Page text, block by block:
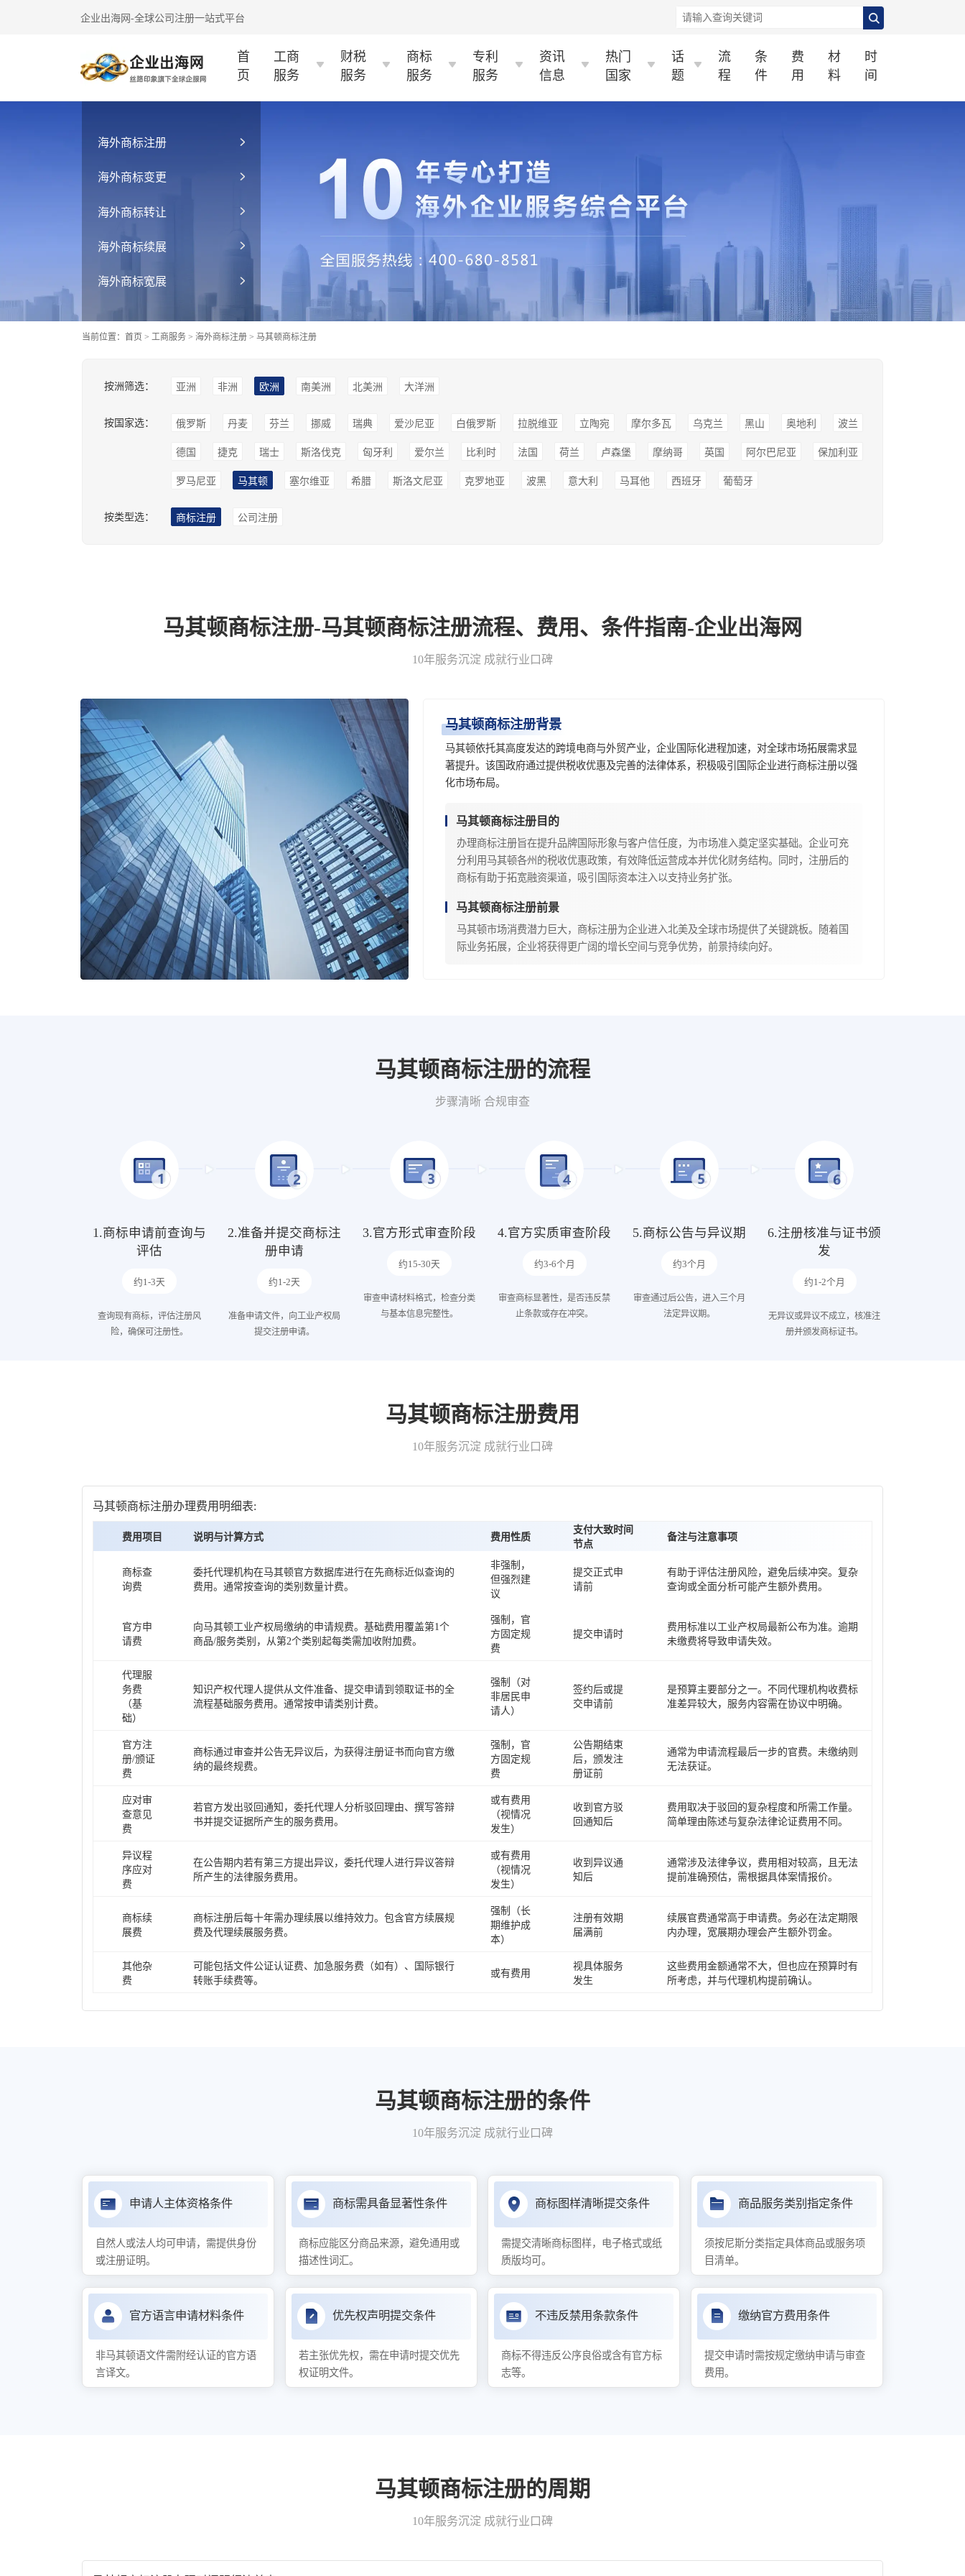
企业出海网-全球公司注册一站式平台
首
页
工商
服务
财税
服务
商标
服务
专利
服务
资讯
信息
热门
国家
话
题
流
程
条
件
费
用
材
料
时
间
海外商标注册
海外商标变更
海外商标转让
海外商标续展
海外商标宽展
当前位置： 首页 > 工商服务 > 海外商标注册 > 马其顿商标注册
按洲筛选： 亚洲 非洲 欧洲 南美洲 北美洲 大洋洲
按国家选： 俄罗斯 丹麦 芬兰 挪威 瑞典 爱沙尼亚 白俄罗斯 拉脱维亚 立陶宛 摩尔多瓦 乌克兰 黑山 奥地利 波兰
德国 捷克 瑞士 斯洛伐克 匈牙利 爱尔兰 比利时 法国 荷兰 卢森堡 摩纳哥 英国 阿尔巴尼亚 保加利亚
罗马尼亚 马其顿 塞尔维亚 希腊 斯洛文尼亚 克罗地亚 波黑 意大利 马耳他 西班牙 葡萄牙
按类型选： 商标注册 公司注册
马其顿商标注册-马其顿商标注册流程、费用、条件指南-企业出海网
10年服务沉淀 成就行业口碑
马其顿商标注册背景
马其顿依托其高度发达的跨境电商与外贸产业，企业国际化进程加速，对全球市场拓展需求显
著提升。该国政府通过提供税收优惠及完善的法律体系，积极吸引国际企业进行商标注册以强
化市场布局。
马其顿商标注册目的
办理商标注册旨在提升品牌国际形象与客户信任度，为市场准入奠定坚实基础。企业可充
分利用马其顿各州的税收优惠政策，有效降低运营成本并优化财务结构。同时，注册后的
商标有助于拓宽融资渠道，吸引国际资本注入以支持业务扩张。
马其顿商标注册前景
马其顿市场消费潜力巨大，商标注册为企业进入北美及全球市场提供了关键跳板。随着国
际业务拓展，企业将获得更广阔的增长空间与竞争优势，前景持续向好。
马其顿商标注册的流程
步骤清晰 合规审查
1.商标申请前查询与
评估
约1-3天
查询现有商标，评估注册风
险，确保可注册性。
2.准备并提交商标注
册申请
约1-2天
准备申请文件，向工业产权局
提交注册申请。
3.官方形式审查阶段
约15-30天
审查申请材料格式，检查分类
与基本信息完整性。
4.官方实质审查阶段
约3-6个月
审查商标显著性，是否违反禁
止条款或存在冲突。
5.商标公告与异议期
约3个月
审查通过后公告，进入三个月
法定异议期。
6.注册核准与证书颁
发
约1-2个月
无异议或异议不成立，核准注
册并颁发商标证书。
马其顿商标注册费用
10年服务沉淀 成就行业口碑
马其顿商标注册办理费用明细表:
费用项目 说明与计算方式 费用性质
支付大致时间
节点
备注与注意事项
商标查
询费
委托代理机构在马其顿官方数据库进行在先商标近似查询的
费用。通常按查询的类别数量计费。
非强制，
但强烈建
议
提交正式申
请前
有助于评估注册风险，避免后续冲突。复杂
查询或全面分析可能产生额外费用。
官方申
请费
向马其顿工业产权局缴纳的申请规费。基础费用覆盖第1个
商品/服务类别，从第2个类别起每类需加收附加费。
强制，官
方固定规
费
提交申请时
费用标准以工业产权局最新公布为准。逾期
未缴费将导致申请失效。
代理服
务费
（基
础）
知识产权代理人提供从文件准备、提交申请到领取证书的全
流程基础服务费用。通常按申请类别计费。
强制（对
非居民申
请人）
签约后或提
交申请前
是预算主要部分之一。不同代理机构收费标
准差异较大，服务内容需在协议中明确。
官方注
册/颁证
费
商标通过审查并公告无异议后，为获得注册证书而向官方缴
纳的最终规费。
强制，官
方固定规
费
公告期结束
后，颁发注
册证前
通常为申请流程最后一步的官费。未缴纳则
无法获证。
应对审
查意见
费
若官方发出驳回通知，委托代理人分析驳回理由、撰写答辩
书并提交证据所产生的服务费用。
或有费用
（视情况
发生）
收到官方驳
回通知后
费用取决于驳回的复杂程度和所需工作量。
简单理由陈述与复杂法律论证费用不同。
异议程
序应对
费
在公告期内若有第三方提出异议，委托代理人进行异议答辩
所产生的法律服务费用。
或有费用
（视情况
发生）
收到异议通
知后
通常涉及法律争议，费用相对较高，且无法
提前准确预估，需根据具体案情报价。
商标续
展费
商标注册后每十年需办理续展以维持效力。包含官方续展规
费及代理续展服务费。
强制（长
期维护成
本）
注册有效期
届满前
续展官费通常高于申请费。务必在法定期限
内办理，宽展期办理会产生额外罚金。
其他杂
费
可能包括文件公证认证费、加急服务费（如有）、国际银行
转账手续费等。
或有费用
视具体服务
发生
这些费用金额通常不大，但也应在预算时有
所考虑，并与代理机构提前确认。
马其顿商标注册的条件
10年服务沉淀 成就行业口碑
申请人主体资格条件
自然人或法人均可申请，需提供身份
或注册证明。
商标需具备显著性条件
商标应能区分商品来源，避免通用或
描述性词汇。
商标图样清晰提交条件
需提交清晰商标图样，电子格式或纸
质版均可。
商品服务类别指定条件
须按尼斯分类指定具体商品或服务项
目清单。
官方语言申请材料条件
非马其顿语文件需附经认证的官方语
言译文。
优先权声明提交条件
若主张优先权，需在申请时提交优先
权证明文件。
不违反禁用条款条件
商标不得违反公序良俗或含有官方标
志等。
缴纳官方费用条件
提交申请时需按规定缴纳申请与审查
费用。
马其顿商标注册的周期
10年服务沉淀 成就行业口碑